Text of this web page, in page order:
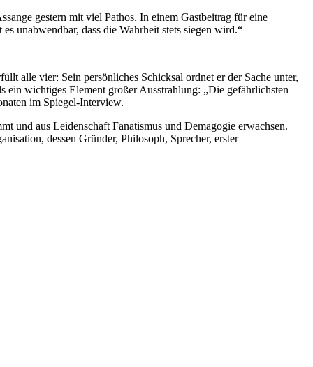
gestern mit viel Pathos. In einem Gastbeitrag für eine
es unabwendbar, dass die Wahrheit stets siegen wird.“
alle vier: Sein persönliches Schicksal ordnet er der Sache unter,
ein wichtiges Element großer Ausstrahlung: „Die gefährlichsten
im Spiegel-Interview.
und aus Leidenschaft Fanatismus und Demagogie erwachsen.
dessen Gründer, Philosoph, Sprecher, erster